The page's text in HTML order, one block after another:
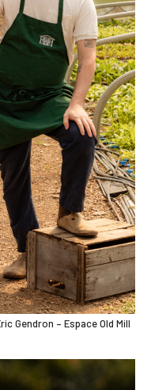
Gendron – Espace Old Mill